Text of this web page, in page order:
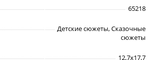
65218
Детские сюжеты, Сказочные
сюжеты
12,7х17,7